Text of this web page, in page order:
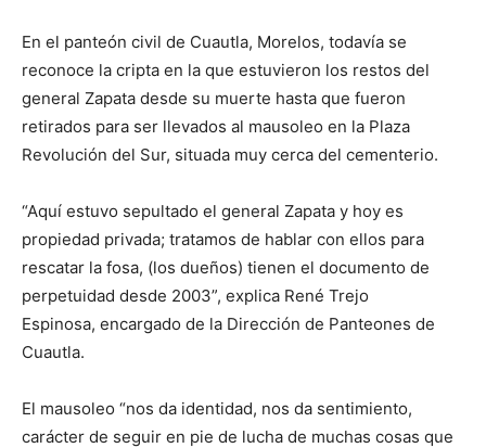
En el panteón civil de Cuautla, Morelos, todavía se
reconoce la cripta en la que estuvieron los restos del
general Zapata desde su muerte hasta que fueron
retirados para ser llevados al mausoleo en la Plaza
Revolución del Sur, situada muy cerca del cementerio.
“Aquí estuvo sepultado el general Zapata y hoy es
propiedad privada; tratamos de hablar con ellos para
rescatar la fosa, (los dueños) tienen el documento de
perpetuidad desde 2003”, explica René Trejo
Espinosa, encargado de la Dirección de Panteones de
Cuautla.
El mausoleo “nos da identidad, nos da sentimiento,
carácter de seguir en pie de lucha de muchas cosas que